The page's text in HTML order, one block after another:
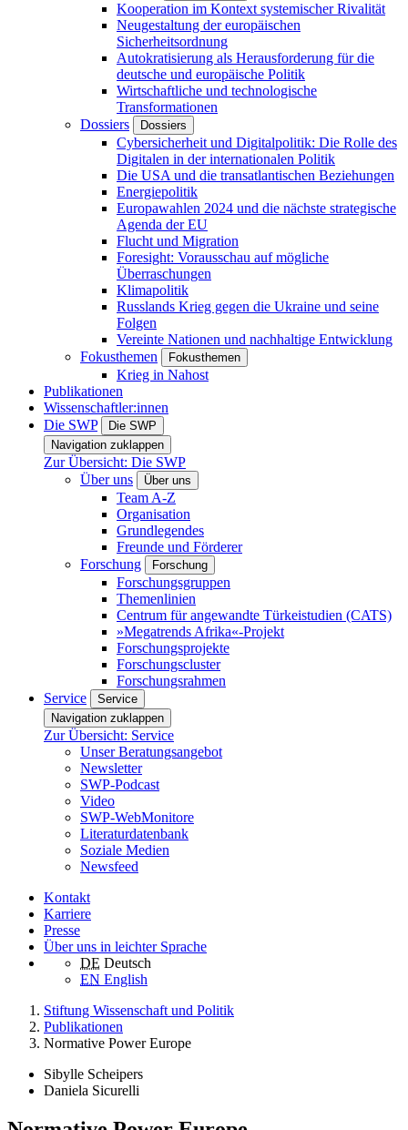
Kooperation im Kontext systemischer Rivalität
Neugestaltung der europäischen
Sicherheitsordnung
Autokratisierung als Herausforderung für die
deutsche und europäische Politik
Wirtschaftliche und technologische
Transformationen
Dossiers
Dossiers
Cybersicherheit und Digitalpolitik: Die Rolle des
Digitalen in der internationalen Politik
Die USA und die transatlantischen Beziehungen
Energiepolitik
Europawahlen 2024 und die nächste strategische
Agenda der EU
Flucht und Migration
Foresight: Vorausschau auf mögliche
Überraschungen
Klimapolitik
Russlands Krieg gegen die Ukraine und seine
Folgen
Vereinte Nationen und nachhaltige Entwicklung
Fokusthemen
Fokusthemen
Krieg in Nahost
Publikationen
Wissenschaftler:innen
Die SWP
Die SWP
Navigation zuklappen
Zur Übersicht: Die SWP
Über uns
Über uns
Team A-Z
Organisation
Grundlegendes
Freunde und Förderer
Forschung
Forschung
Forschungsgruppen
Themenlinien
Centrum für angewandte Türkeistudien (CATS)
»Megatrends Afrika«-Projekt
Forschungsprojekte
Forschungscluster
Forschungsrahmen
Service
Service
Navigation zuklappen
Zur Übersicht: Service
Unser Beratungsangebot
Newsletter
SWP-Podcast
Video
SWP-WebMonitore
Literaturdatenbank
Soziale Medien
Newsfeed
Kontakt
Karriere
Presse
Über uns in leichter Sprache
DE Deutsch
EN English
Stiftung Wissenschaft und Politik
Publikationen
Normative Power Europe
Sibylle Scheipers
Daniela Sicurelli